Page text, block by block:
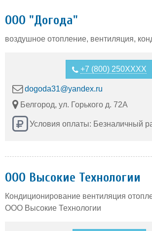
ООО "Догода"
воздушное отопление, вентиляция,
+7 (800) 250XXXX
dogoda31@yandex.ru
Белгород, ул. Горького д. 72А
Условия оплаты: Безналичный
ООО Высокие Технологии
Кондиционирование вентиляция
ООО Высокие Технологии